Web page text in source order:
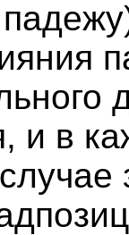
и в